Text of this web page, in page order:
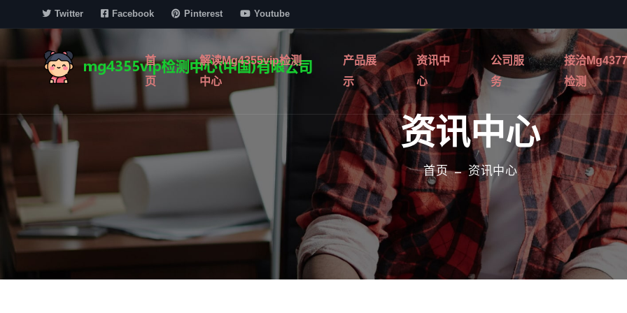
Twitter Facebook Pinterest Youtube
首
页
解读mg4355vip检测
中心
产品展
示
资讯中
心
公司服
务
接洽
检测
资讯中心
首页 资讯中心